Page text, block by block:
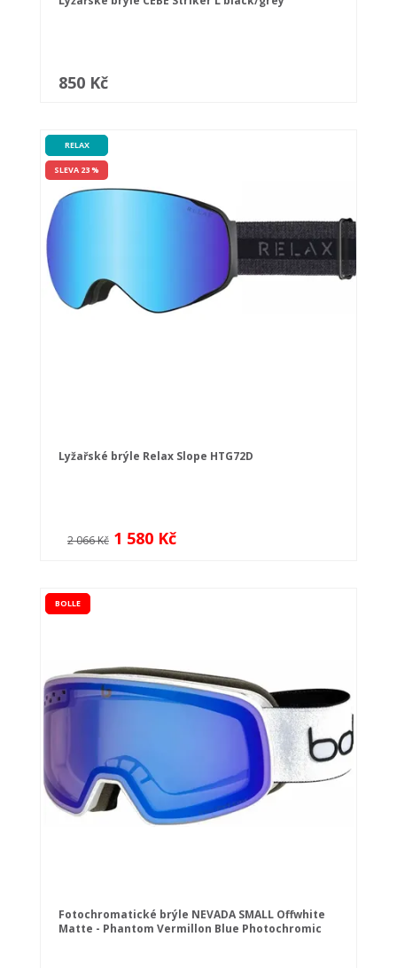
850 Kč
RELAX
SLEVA 23 %
Lyžařské brýle Relax Slope HTG72D
2 066 Kč 1 580 Kč
BOLLE
Fotochromatické brýle NEVADA SMALL Offwhite
Matte - Phantom Vermillon Blue Photochromic